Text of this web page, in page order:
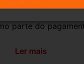
90 (noventa)
cliente poderá
parte do
Ler mais